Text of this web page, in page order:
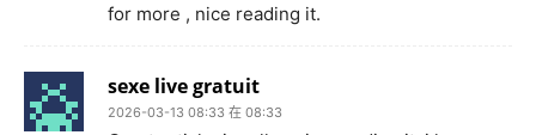
for more , nice reading it.
sexe live gratuit
2026-03-13 08:33 在 08:33